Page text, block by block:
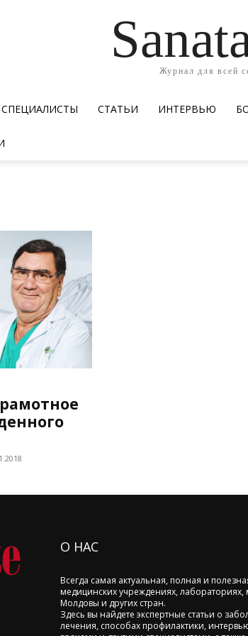
Журнал для всей
СПЕЦИАЛИСТЫ СТАТЬИ ИНТЕРВЬЮ
О НАС
Всегда самая актуальная, полная и
медицинских учреждениях, лабораториях,
Молдовы и других стран.
Здесь вы найдете экспертные статьи о
лечения, способах профилактики,